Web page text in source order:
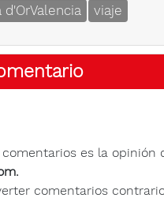
d'OrValencia viaje
es la opinión
comentarios